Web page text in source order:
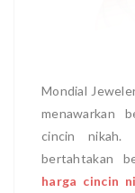
Mondial
menawarkan
cincin
bertahtakan
harga cincin